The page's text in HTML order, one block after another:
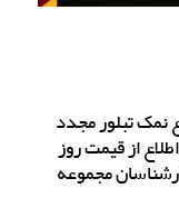
نمک تبلور مجدد
از قیمت روز
مجموعه